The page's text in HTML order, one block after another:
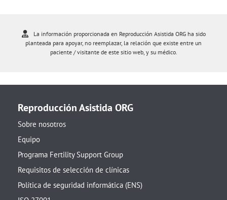
La información proporcionada en Reproducción Asistida ORG ha sido
planteada para apoyar, no reemplazar, la relación que existe entre un
paciente / visitante de este sitio web, y su médico.
Reproducción Asistida ORG
Sobre nosotros
Equipo
Programa Fertility Support Group
Requisitos de selección de clínicas
Política de seguridad informática (ENS)